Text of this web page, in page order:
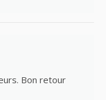
Bon retour